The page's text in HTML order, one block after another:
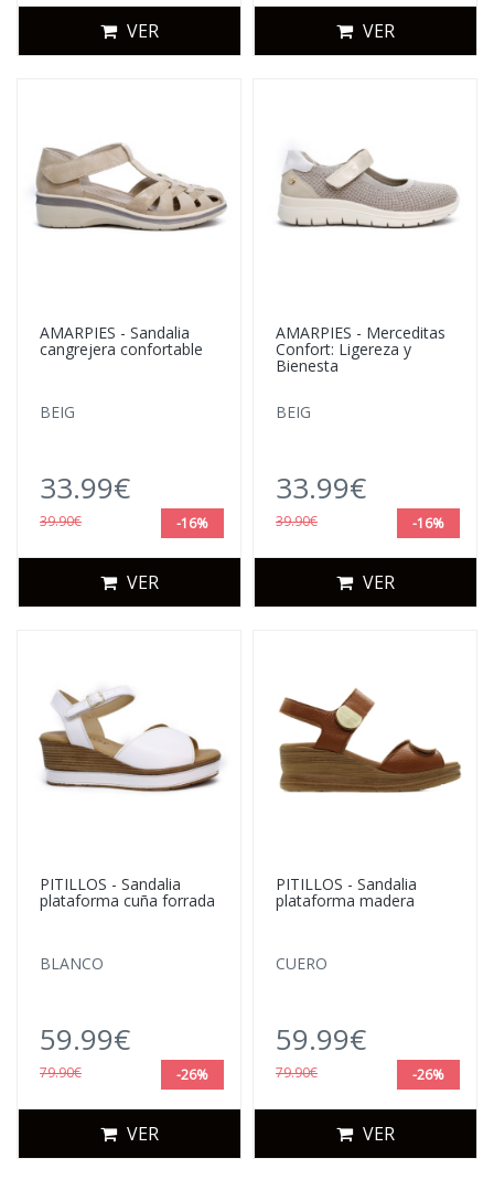
VER VER
AMARPIES - Sandalia
cangrejera confortable
BEIG
33.99€
39.90€ -16%
VER
AMARPIES - Merceditas
Confort: Ligereza y
Bienesta
BEIG
33.99€
39.90€ -16%
VER
PITILLOS - Sandalia
plataforma cuña forrada
BLANCO
59.99€
79.90€ -26%
VER
PITILLOS - Sandalia
plataforma madera
CUERO
59.99€
79.90€ -26%
VER